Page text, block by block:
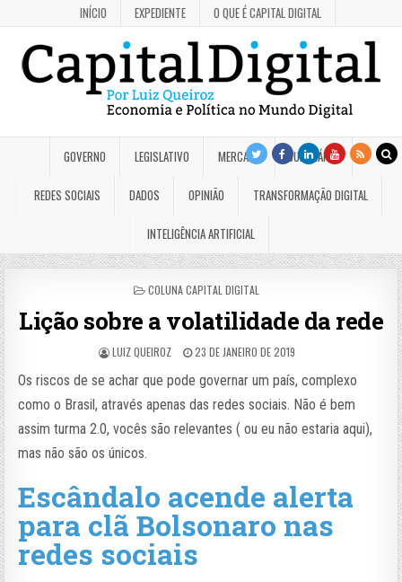
INÍCIO EXPEDIENTE O QUE É CAPITAL DIGITAL
GOVERNO LEGISLATIVO MERCADO JUDICIÁRIO
REDES SOCIAIS DADOS OPINIÃO TRANSFORMAÇÃO DIGITAL
INTELIGÊNCIA ARTIFICIAL
POSTED
COLUNA CAPITAL DIGITAL
Lição sobre a volatilidade da rede
LUIZ QUEIROZ 23 DE JANEIRO DE 2019
Os riscos de se achar que pode governar um país, complexo
como o Brasil, através apenas das redes sociais. Não é bem
assim turma 2.0, vocês são relevantes ( ou eu não estaria aqui),
mas não são os únicos.
Escândalo acende alerta
para clã Bolsonaro nas
redes sociais